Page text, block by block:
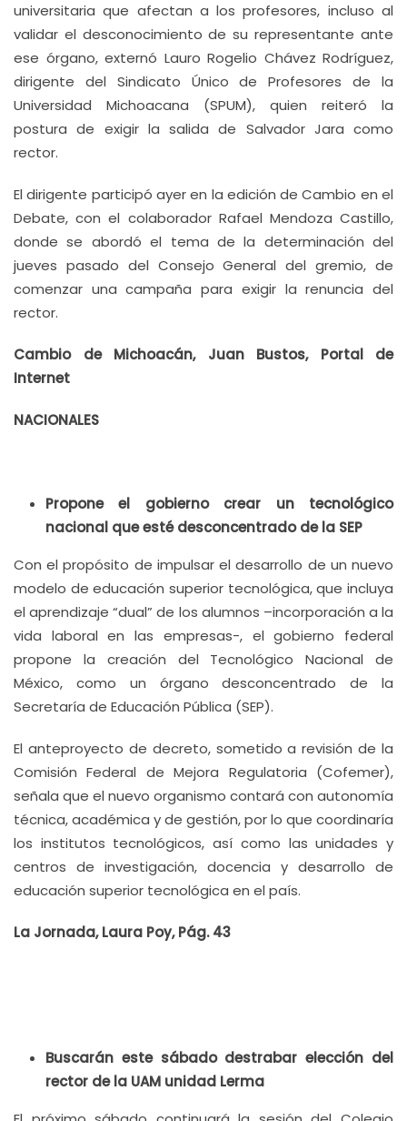
universitaria que afectan a los profesores, incluso al
validar el desconocimiento de su representante ante
ese órgano, externó Lauro Rogelio Chávez Rodríguez,
dirigente del Sindicato Único de Profesores de la
Universidad Michoacana (SPUM), quien reiteró la
postura de exigir la salida de Salvador Jara como
rector.
El dirigente participó ayer en la edición de Cambio en el
Debate, con el colaborador Rafael Mendoza Castillo,
donde se abordó el tema de la determinación del
jueves pasado del Consejo General del gremio, de
comenzar una campaña para exigir la renuncia del
rector.
Cambio de Michoacán, Juan Bustos, Portal de
Internet
NACIONALES
Propone el gobierno crear un tecnológico
nacional que esté desconcentrado de la SEP
Con el propósito de impulsar el desarrollo de un nuevo
modelo de educación superior tecnológica, que incluya
el aprendizaje “dual” de los alumnos –incorporación a la
vida laboral en las empresas-, el gobierno federal
propone la creación del Tecnológico Nacional de
México, como un órgano desconcentrado de la
Secretaría de Educación Pública (SEP).
El anteproyecto de decreto, sometido a revisión de la
Comisión Federal de Mejora Regulatoria (Cofemer),
señala que el nuevo organismo contará con autonomía
técnica, académica y de gestión, por lo que coordinaría
los institutos tecnológicos, así como las unidades y
centros de investigación, docencia y desarrollo de
educación superior tecnológica en el país.
La Jornada, Laura Poy, Pág. 43
Buscarán este sábado destrabar elección del
rector de la UAM unidad Lerma